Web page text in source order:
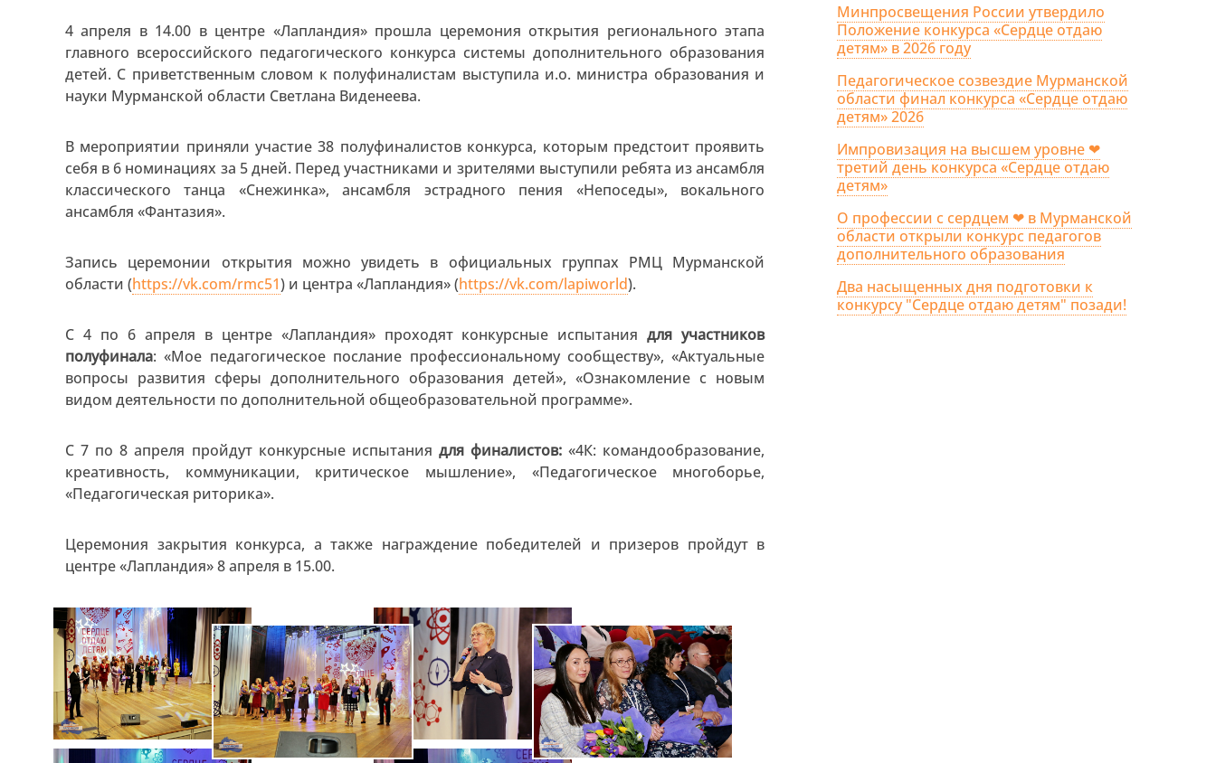
4 апреля в 14.00 в центре «Лапландия» прошла церемония открытия регионального этапа
главного всероссийского педагогического конкурса системы дополнительного образования
детей. С приветственным словом к полуфиналистам выступила и.о. министра образования и
науки Мурманской области Светлана Виденеева.
В мероприятии приняли участие 38 полуфиналистов конкурса, которым предстоит проявить
себя в 6 номинациях за 5 дней. Перед участниками и зрителями выступили ребята из ансамбля
классического танца «Снежинка», ансамбля эстрадного пения «Непоседы», вокального
ансамбля «Фантазия».
Запись церемонии открытия можно увидеть в официальных группах РМЦ Мурманской
области (https://vk.com/rmc51) и центра «Лапландия» (https://vk.com/lapiworld).
С 4 по 6 апреля в центре «Лапландия» проходят конкурсные испытаниядля участников
полуфинала: «Мое педагогическое послание профессиональному сообществу», «Актуальные
вопросы развития сферы дополнительного образования детей», «Ознакомление с новым
видом деятельности по дополнительной общеобразовательной программе».
С 7 по 8 апреля пройдут конкурсные испытания для финалистов: «4К: командообразование,
креативность, коммуникации, критическое мышление», «Педагогическое многоборье,
«Педагогическая риторика».
Церемония закрытия конкурса, а также награждение победителей и призеров пройдут в
центре «Лапландия» 8 апреля в 15.00.
Минпросвещения России утвердило
Положение конкурса «Сердце отдаю
детям» в 2026 году
Педагогическое созвездие Мурманской
области финал конкурса «Сердце отдаю
детям» 2026
Импровизация на высшем уровне ❤
третий день конкурса «Сердце отдаю
детям»
О профессии с сердцем ❤ в Мурманской
области открыли конкурс педагогов
дополнительного образования
Два насыщенных дня подготовки к
конкурсу "Сердце отдаю детям" позади!